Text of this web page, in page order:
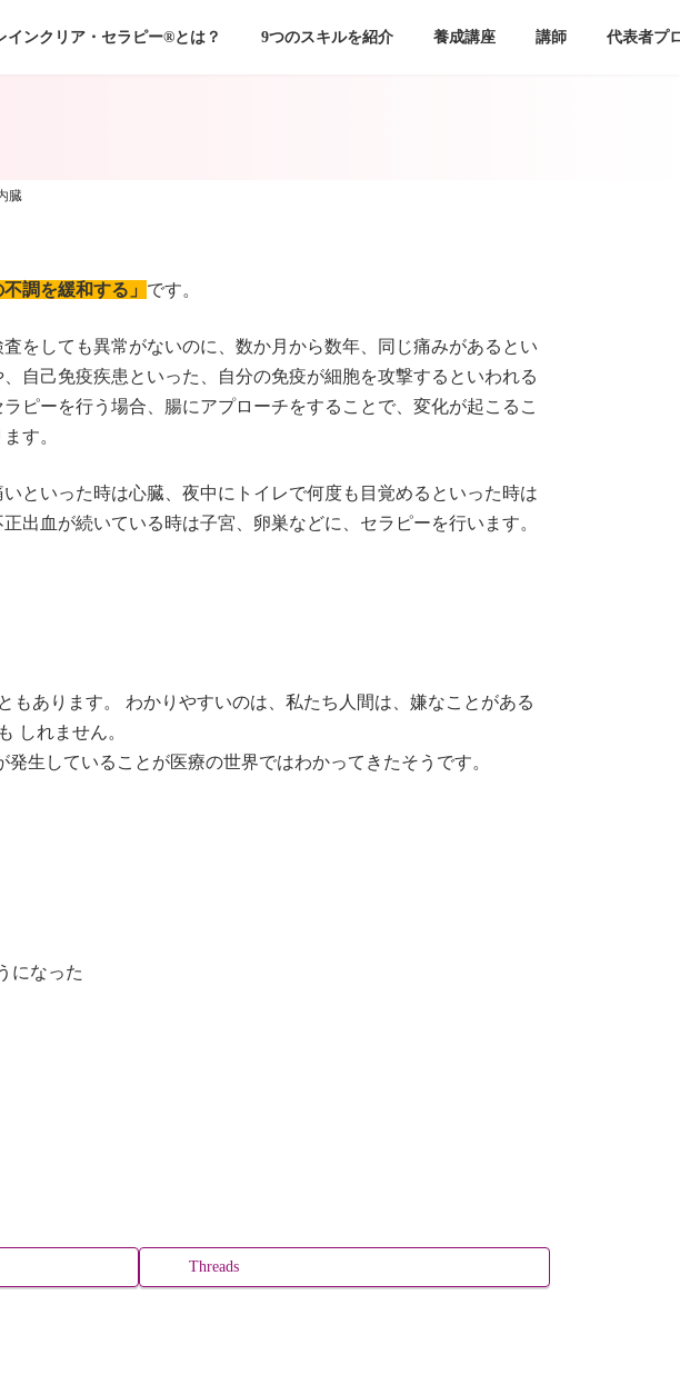
インクリア・セラピー®とは？ 9つのスキルを紹介 養成講座 講師 代表者プ
臓
不調を緩和する」 です。
をしても異常がないのに、数か月から数年、同じ痛みがあるとい
、自己免疫疾患といった、自分の免疫が細胞を攻撃するといわれる
ピーを行う場合、腸にアプローチをすることで、変化が起こるこ
す。
といった時は心臓、夜中にトイレで何度も目覚めるといった時は
出血が続いている時は子宮、卵巣などに、セラピーを行います。
あります。 わかりやすいのは、私たち人間は、嫌なことがある
しれません。
生していることが医療の世界ではわかってきたそうです。
になった
Threads